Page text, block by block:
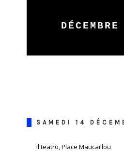
SAMEDI 14
Il teatro, Place Maucaillou